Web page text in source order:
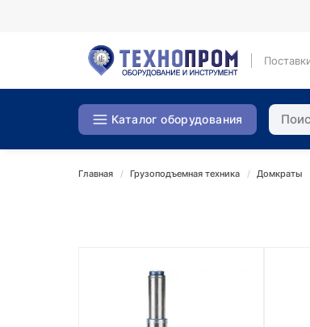
Каталог оборудования
Главная Грузоподъемная техника Домкраты